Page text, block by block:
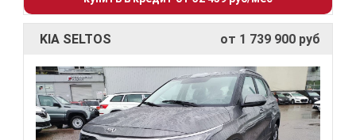
KIA SELTOS от 1 739 900 руб